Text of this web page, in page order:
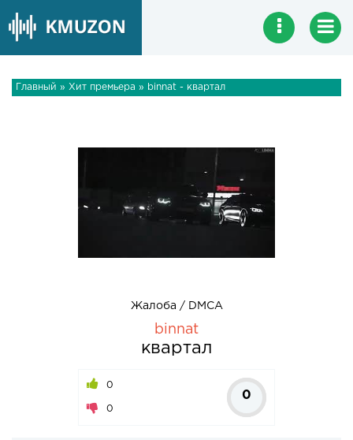
Главный » Хит премьера » binnat - квартал
Жалоба / DMCA
binnat
квартал
0
0
0